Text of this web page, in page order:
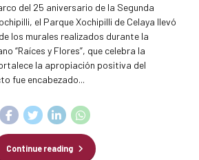
del 25 aniversario de la Segunda
el Parque Xochipilli de Celaya llevó
los murales realizados durante la
“Raíces y Flores”, que celebra la
la apropiación positiva del
fue encabezado...
Continue reading